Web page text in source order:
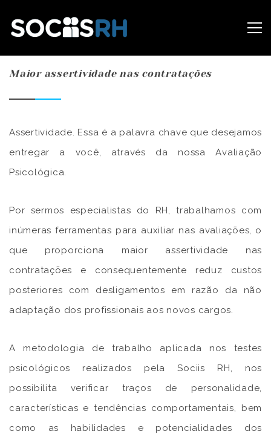
Maior assertividade nas contratações
Assertividade. Essa é a palavra chave que desejamos
entregar a você, através da nossa Avaliação
Psicológica.
Por sermos especialistas do RH, trabalhamos com
inúmeras ferramentas para auxiliar nas avaliações, o
que proporciona maior assertividade nas
contratações e consequentemente reduz custos
posteriores com desligamentos em razão da não
adaptação dos profissionais aos novos cargos.
A metodologia de trabalho aplicada nos testes
psicológicos realizados pela Sociis RH, nos
possibilita verificar traços de personalidade,
características e tendências comportamentais, bem
como as habilidades e potencialidades dos